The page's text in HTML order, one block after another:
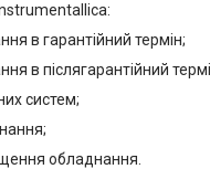
в гарантійний термін;
в післягарантійний
систем;
обладнання.